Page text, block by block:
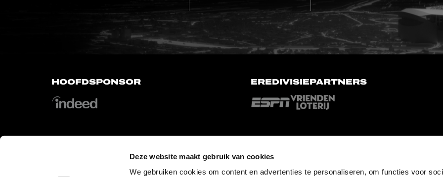
Deze website maakt gebruik van cookies
We gebruiken cookies om content en advertenties te personaliseren, om functies voor
HOOFDSPONSOR EREDIVISIEPARTNERS
OFFICIAL PARTNERS